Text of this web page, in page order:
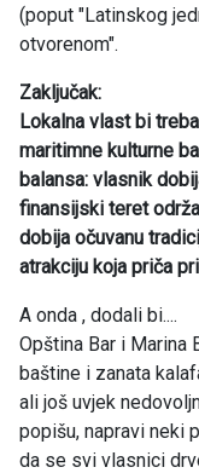
(poput "Latinskog
otvorenom".
Zaključak:
Lokalna vlast bi
maritimne kulturne
balansa: vlasnik
finansijski teret
dobija očuvanu
atrakciju koja priča
A onda , dodali bi....
Opština Bar i Marina
baštine i zanata
ali još uvjek
popišu, napravi neki
da se svi vlasnici